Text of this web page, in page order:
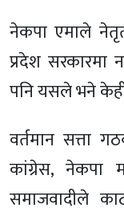
नेकपा एमाले
प्रदेश
पनि यसले भने
वर्तमान सत्ता
कांग्रेस, नेकपा
समाजवादीले